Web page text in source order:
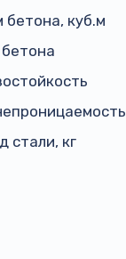
бетона, куб.м
стали, кг